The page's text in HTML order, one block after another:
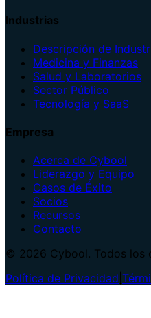
Industrias
Descripción de
Medicina y Finanzas
Salud y Laboratorios
Sector Público
Tecnología y SaaS
Empresa
Acerca de Cybool
Liderazgo y Equipo
Casos de Éxito
Socios
Recursos
Contacto
© 2026 Cybool. Todos los
Política de Privacidad